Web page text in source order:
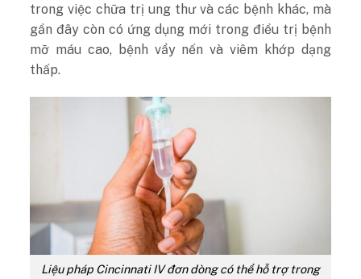
trong việc chữa trị ung thư và các bệnh khác, mà
gần đây còn có ứng dụng mới trong điều trị bệnh
mỡ máu cao, bệnh vẩy nến và viêm khớp dạng
thấp.
Liệu pháp Cincinnati IV đơn dòng có thể hỗ trợ trong